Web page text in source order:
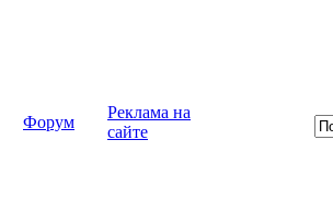
Форум
Реклама на
сайте